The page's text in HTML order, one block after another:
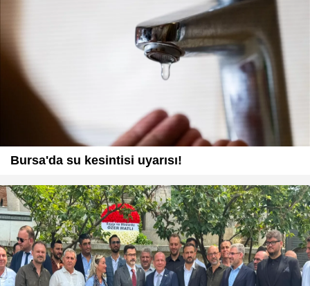
Bursa'da su kesintisi uyarısı!